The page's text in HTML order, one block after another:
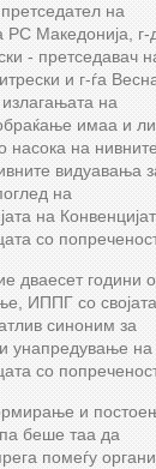
на
РС Македонија, г-
- претседавач
и г-ѓа
на
имаа и
насока на
видуавања
на
на
со
дваесет години
ИППГ со
синоним за
унапредување на
со
и
беше таа да
помеѓу